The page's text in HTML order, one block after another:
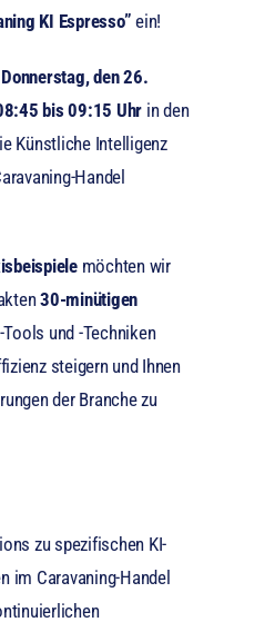
KI Espresso” ein!
Donnerstag, den 26.
bis 09:15 Uhr in den
Künstliche Intelligenz
Handel
möchten wir
30-minütigen
Tools und -Techniken
steigern und Ihnen
der Branche zu
zu spezifischen KI-
im Caravaning-Handel